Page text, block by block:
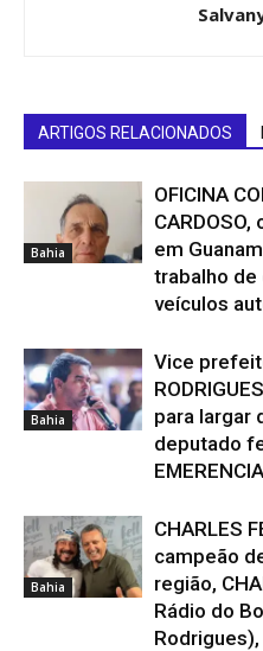
ARTIGOS RELACIONADOS
Bahia
OFICINA
em
trabalho de
veículos
Bahia
Vice
para largar
deputado
Bahia
CHARLES
campeão
região,
Rádio do